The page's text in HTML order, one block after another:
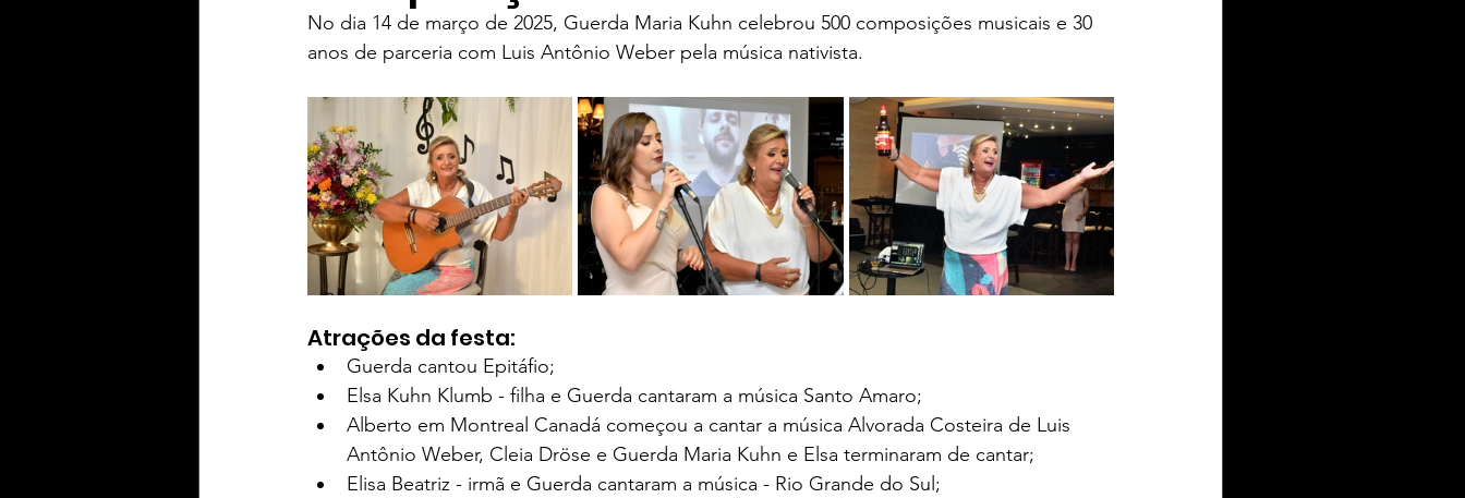
Oferecimento BERWALDT Pneus Oferecimento Óptica PARIS Oferecimento DANIEL ZIELKE TURISMO
Oferecimento PLAY Padel Oferecimento VitaSana Oferecimento Agregar Consultoria
Oferecimento Souza Radtke
No dia 14 de março de 2025, Guerda Maria Kuhn celebrou 500 composições musicais e 30
anos de parceria com Luis Antônio Weber pela música nativista.
Atrações da festa:
Guerda cantou Epitáfio;
Elsa Kuhn Klumb - filha e Guerda cantaram a música Santo Amaro;
Alberto em Montreal Canadá começou a cantar a música Alvorada Costeira de Luis
Antônio Weber, Cleia Dröse e Guerda Maria Kuhn e Elsa terminaram de cantar;
Elisa Beatriz - irmã e Guerda cantaram a música - Rio Grande do Sul;